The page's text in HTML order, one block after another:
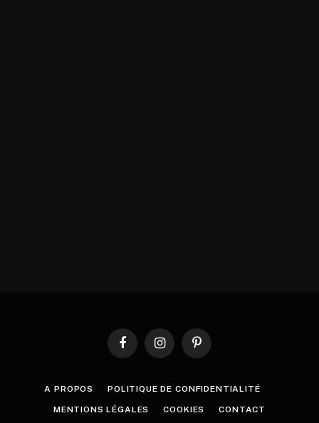
FacebookInstagramPinterest
A PROPOS POLITIQUE DE CONFIDENTIALITÉ
MENTIONS LÉGALES COOKIES CONTACT